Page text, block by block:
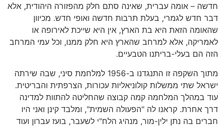
חדשה – אומה עברית, שאינה סתם חלק מהפזורה היהודית, אלא
דבר חדש לגמרי, בעלת תרבות חדשה ואופי חדש. מכיוון
שהאומה הזאת היא בת הארץ, אין היא שייכת לאירופה או
לאמריקה, אלא למרחב שהארץ היא חלק ממנו, וכל עמי המרחב
הזה הם בעלי-בריתנו הטבעיים.
מתוך השקפה זו התנגדנו ב-1956 למלחמת סיני, שבה שירתה
ישראל שתי ממשלות קולוניאליות עכורות, הצרפתית והבריטית.
עוד במהלך המלחמה קמה קבוצה שהחליטה להתוות למדינה
דרך אחרת. קראנו לה "הפעולה השמית", ומלבד קינן ואני היו
חברים בה נתן ילין-מור, מנהיג הלח"י לשעבר, בועז עברון ועוד